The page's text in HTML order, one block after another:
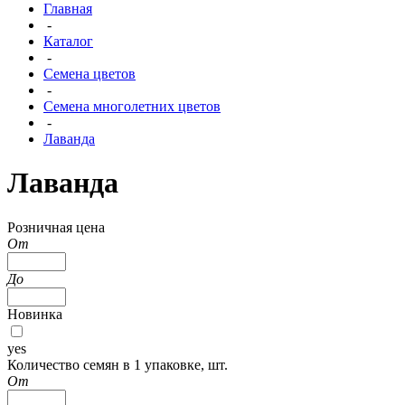
Главная
-
Каталог
-
Семена цветов
-
Семена многолетних цветов
-
Лаванда
Лаванда
Розничная цена
От
До
Новинка
yes
Количество семян в 1 упаковке, шт.
От